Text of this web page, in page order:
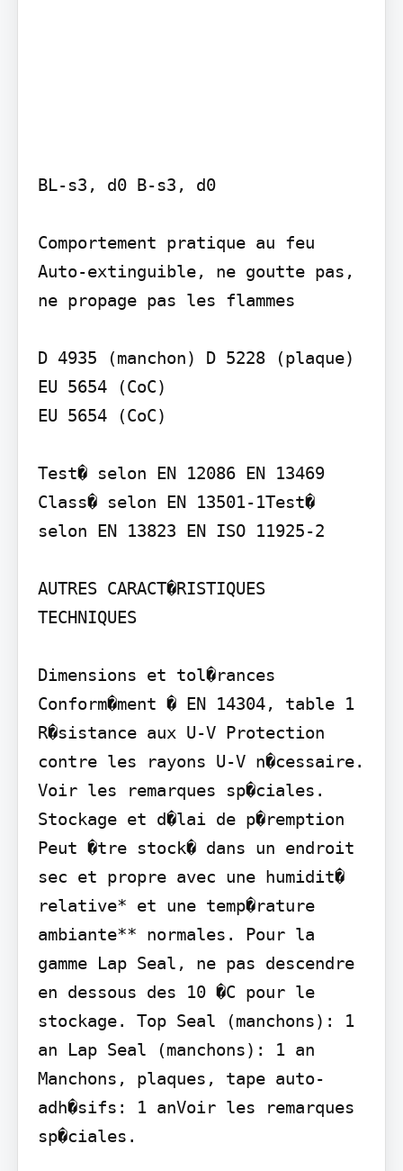
BL-s3, d0 B-s3, d0
Comportement pratique au feu
Auto-extinguible, ne goutte pas,
ne propage pas les flammes
D 4935 (manchon) D 5228 (plaque)
EU 5654 (CoC)
EU 5654 (CoC)
Test� selon EN 12086 EN 13469
Class� selon EN 13501-1Test�
selon EN 13823 EN ISO 11925-2
AUTRES CARACT�RISTIQUES
TECHNIQUES
Dimensions et tol�rances
Conform�ment � EN 14304, table 1
R�sistance aux U-V Protection
contre les rayons U-V n�cessaire.
Voir les remarques sp�ciales.
Stockage et d�lai de p�remption
Peut �tre stock� dans un endroit
sec et propre avec une humidit�
relative* et une temp�rature
ambiante** normales. Pour la
gamme Lap Seal, ne pas descendre
en dessous des 10 �C pour le
stockage. Top Seal (manchons): 1
an Lap Seal (manchons): 1 an
Manchons, plaques, tape auto-
adh�sifs: 1 anVoir les remarques
sp�ciales.